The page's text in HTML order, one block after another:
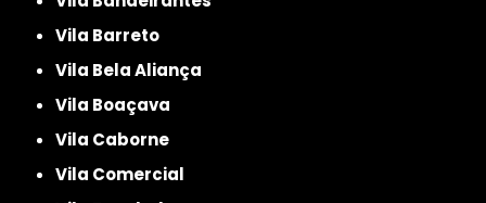
Vila Barreto
Vila Bela Aliança
Vila Boaçava
Vila Caborne
Vila Comercial